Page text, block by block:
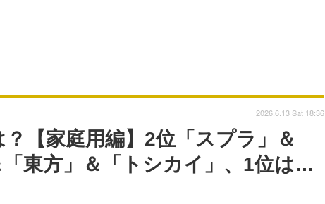
【家庭用編】2位「スプラ」＆
東方」＆「トシカイ」、1位は…
2026.6.13 Sat 18:36